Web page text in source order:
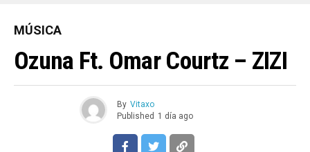
MÚSICA
Ozuna Ft. Omar Courtz – ZIZI
By Vitaxo
Published 1 día ago